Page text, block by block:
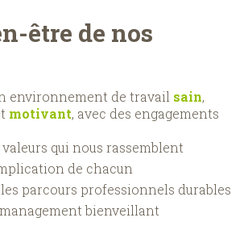
être de nos
environnement de travail sain,
motivant, avec des engagements
qui nous rassemblent
de chacun
parcours professionnels durables
bienveillant